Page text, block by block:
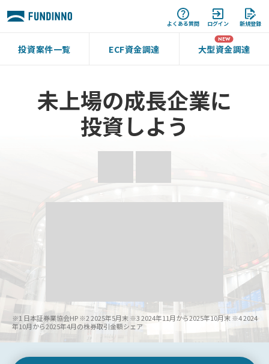
よくある質問 ログイン 新規登録
投資案件一覧 ECF資金調達 大型資金調達
未上場の成長企業に
投資しよう
※1 日本証券業協会HP※2 2025年5月末※3 2024年11月から2025年10月末※4 2024
年10月から2025年4月の株券取引金額シェア